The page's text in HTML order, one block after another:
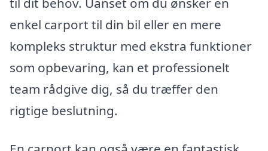
enkel carport til din bil eller en mere
kompleks struktur med ekstra funktioner
som opbevaring, kan et professionelt
team rådgive dig, så du træffer den
rigtige beslutning.